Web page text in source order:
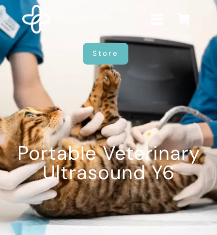
Store
Portable Veterinary
Ultrasound Y6